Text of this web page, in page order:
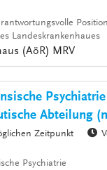
Landeskrankenhaues
(AöR) MRV
Abteilung
Zeitpunkt
Psychiatrie